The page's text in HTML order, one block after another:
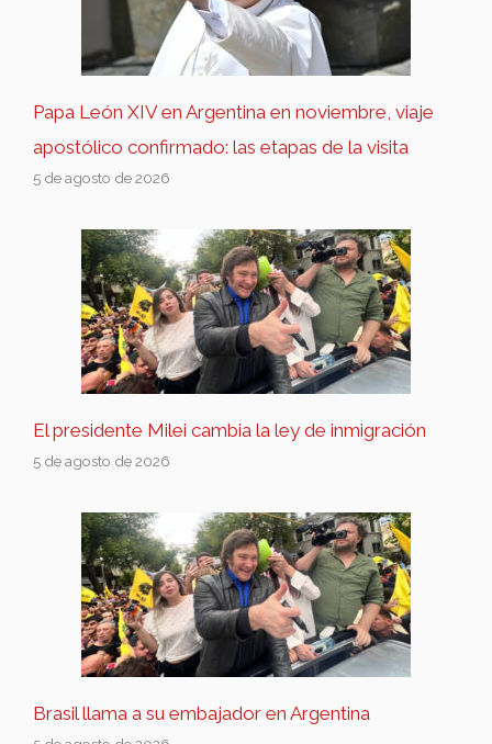
Papa León XIV en Argentina en noviembre, viaje
apostólico confirmado: las etapas de la visita
5 de agosto de 2026
El presidente Milei cambia la ley de inmigración
5 de agosto de 2026
Brasil llama a su embajador en Argentina